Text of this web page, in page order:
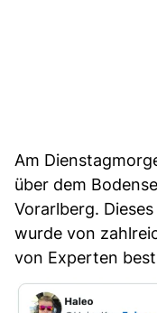
Am
über dem
Vorarlberg.
wurde von
von Experten